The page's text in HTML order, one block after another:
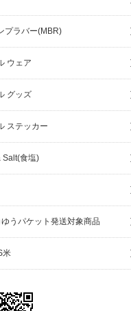
プラバー(MBR)
ウェア
グッズ
ステッカー
Salt(食塩)
うパケット発送対象商品
米